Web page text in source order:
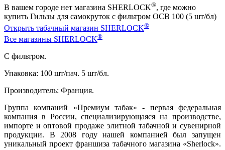
В вашем городе нет магазина SHERLOCK®, где можно
купить Гильзы для самокруток с фильтром OCB 100 (5 шт/бл)
Открыть табачный магазин SHERLOCK®
Все магазины SHERLOCK®
С фильтром.
Упаковка: 100 шт/пач. 5 шт/бл.
Производитель: Франция.
Группа компаний «Премиум табак» - первая федеральная
компания в России, специализирующаяся на производстве,
импорте и оптовой продаже элитной табачной и сувенирной
продукции. В 2008 году нашей компанией был запущен
уникальный проект франшиза табачного магазина «Sherlock».